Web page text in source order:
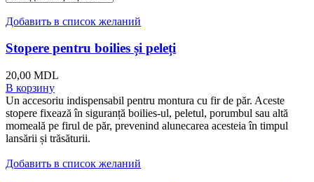
Добавить в список желаний
Stopere pentru boilies și peleți
20,00 MDL
В корзину
Un accesoriu indispensabil pentru montura cu fir de păr. Aceste
stopere fixează în siguranță boilies-ul, peletul, porumbul sau altă
momeală pe firul de păr, prevenind alunecarea acesteia în timpul
lansării și trăsăturii.
Добавить в список желаний